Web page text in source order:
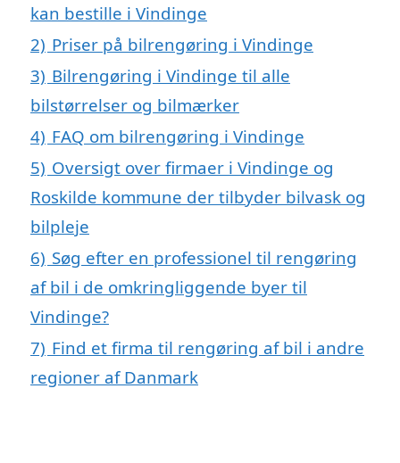
kan bestille i Vindinge
2) Priser på bilrengøring i Vindinge
3) Bilrengøring i Vindinge til alle
bilstørrelser og bilmærker
4) FAQ om bilrengøring i Vindinge
5) Oversigt over firmaer i Vindinge og
Roskilde kommune der tilbyder bilvask og
bilpleje
6) Søg efter en professionel til rengøring
af bil i de omkringliggende byer til
Vindinge?
7) Find et firma til rengøring af bil i andre
regioner af Danmark